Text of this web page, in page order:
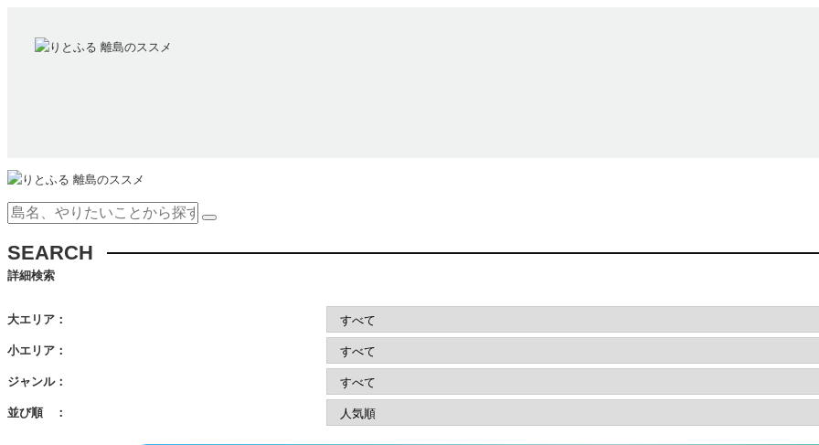
SEARCH
詳細検索
大エリア：
小エリア：
ジャンル：
並び順 ：